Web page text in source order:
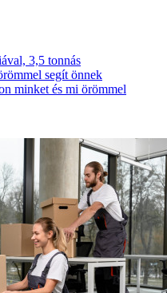
3,5 tonnás
segít önnek
minket és mi örömmel